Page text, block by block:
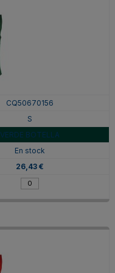
CQ50670156
S
VERDE BOTELLA
En stock
26,43 €